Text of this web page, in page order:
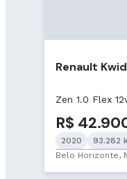
Renault Kwid
Zen 1.0 Flex
R$
2020
93.282
Belo Horizonte,